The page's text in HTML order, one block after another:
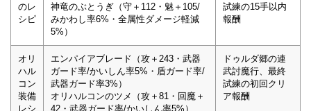
のレ
シピ
神竜のぶとうぎ（守＋112・魅＋105/
みかわし率6%・全属性ダメージ軽減
5%）
試練の15手以内
報酬
オリ
ハル
コン
装備
レシ
エンパイアブレード（攻＋243・武器
ガード率/かいしん率5%・盾ガード率/
武器ガード率3%）
オリハルコンのツメ（攻＋81・回魔＋
42・武器ガード率/かいしん率5%）
ドゥルダ郷の連
武討魔行、最終
試練の初回クリ
ア報酬